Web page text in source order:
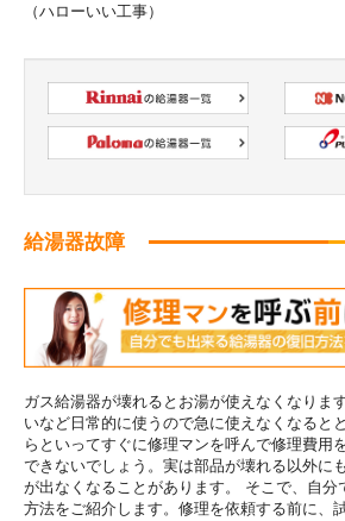
（ハローいい工事）
給湯器故障
ガス給湯器が壊れるとお湯が使えなくなりま
いなど日常的に使うので急に使えなくなると
らといってすぐに修理マンを呼んで修理費用
できないでしょう。実は部品が壊れる以外に
が出なくなることがあります。 そこで、自分
方法をご紹介します。修理を依頼する前に、